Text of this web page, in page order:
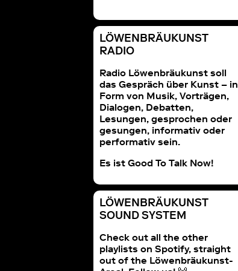
LÖWENBRÄUKUNST
RADIO
Radio Löwenbräukunst soll
das Gespräch über Kunst – in
Form von Musik, Vorträgen,
Dialogen, Debatten,
Lesungen, gesprochen oder
gesungen, informativ oder
performativ sein.
Es ist Good To Talk Now!
LÖWENBRÄUKUNST
SOUND SYSTEM
Check out all the other
playlists on Spotify, straight
out of the Löwenbräukunst-